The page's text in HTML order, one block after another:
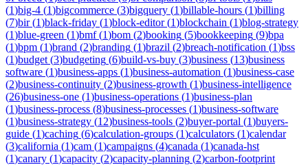
(1)big-4 (1)bigcommerce (3)bigquery (1)billable-hours (1)billing
(7)bir(1)black-friday (1)block-editor(1)blockchain (1)blog-strategy
(1)blue-green (1)bmf(1)bom (2)booking (5)bookkeeping (9)bpa
(1)bpm (1)brand (2)branding (1)brazil (2)breach-notification (1)bss
(1)budget (3)budgeting (6)build-vs-buy (3)business (13)business
software (1)business-apps (1)business-automation (1)business-case
(2)business-continuity (2)business-growth (1)business-intelligence
(26)business-one (1)business-operations (1)business-plan
(1)business-process (8)business-processes (1)business-software
(1)business-strategy (12)business-tools (2)buyer-portal (1)buyers-
guide (1)caching (6)calculation-groups (1)calculators (1)calendar
(3)california (1)cam (1)campaigns (4)canada (1)canada-hst
(1)canary (1)capacity (2)capacity-planning (2)carbon-footprint